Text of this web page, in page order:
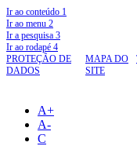
Ir ao conteúdo 1
Ir ao menu 2
Ir a pesquisa 3
Ir ao rodapé 4
PROTEÇÃO DE
DADOS
MAPA DO
SITE
A+
A-
C